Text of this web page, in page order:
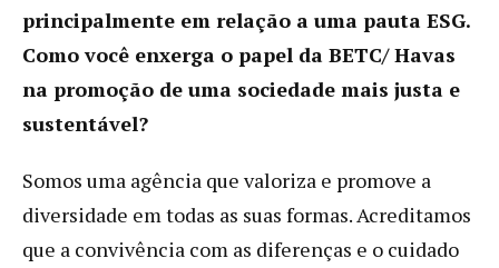
principalmente em relação a uma pauta ESG.
Como você enxerga o papel da BETC/ Havas
na promoção de uma sociedade mais justa e
sustentável?
Somos uma agência que valoriza e promove a
diversidade em todas as suas formas. Acreditamos
que a convivência com as diferenças e o cuidado